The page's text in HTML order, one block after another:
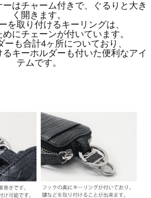
はチャーム付きで、ぐるりと大き
く開きます。
を取り付けるキーリングは、
にチェーンが付いています。
ーも合計4ヶ所についており、
キーホルダーも付いた便利なアイ
テムです。